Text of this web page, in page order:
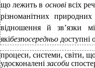
що лежить в основі всіх
різноманітних
відношення й зв’язки
якібезпосередньо доступні
процеси, системи, світи,
удосконаленізасоби